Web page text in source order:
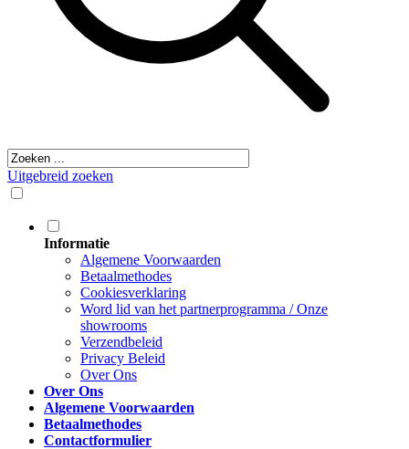
Uitgebreid zoeken
Informatie
Algemene Voorwaarden
Betaalmethodes
Cookiesverklaring
Word lid van het partnerprogramma / Onze
showrooms
Verzendbeleid
Privacy Beleid
Over Ons
Over Ons
Algemene Voorwaarden
Betaalmethodes
Contactformulier